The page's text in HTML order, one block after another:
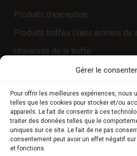
Gérer le
Pour offrir les meilleures expériences, nous
telles que les cookies pour stocker et/ou
appareils. Le fait de consentir à ces
traiter des données telles que le
uniques sur ce site. Le fait de ne pas
consentement peut avoir un effet négatif
et fonctions.
Produits d’exception
Produits truffés (sans arômes de
Université de la truffe
COMPTE CLIENT
Boutique
Mon compte